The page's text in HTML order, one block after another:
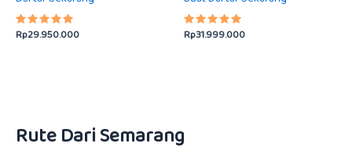
Dinilai
5.00
Rp29.950.000
Dinilai
5.00
Rp31.999.000
Rute Dari Semarang